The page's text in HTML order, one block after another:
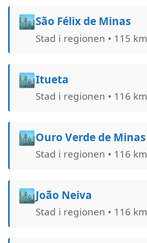
🏙️São Félix de Minas
Stad i regionen • 115 km
🏙️Itueta
Stad i regionen • 116 km
🏙️Ouro Verde de Minas
Stad i regionen • 116 km
🏙️João Neiva
Stad i regionen • 116 km